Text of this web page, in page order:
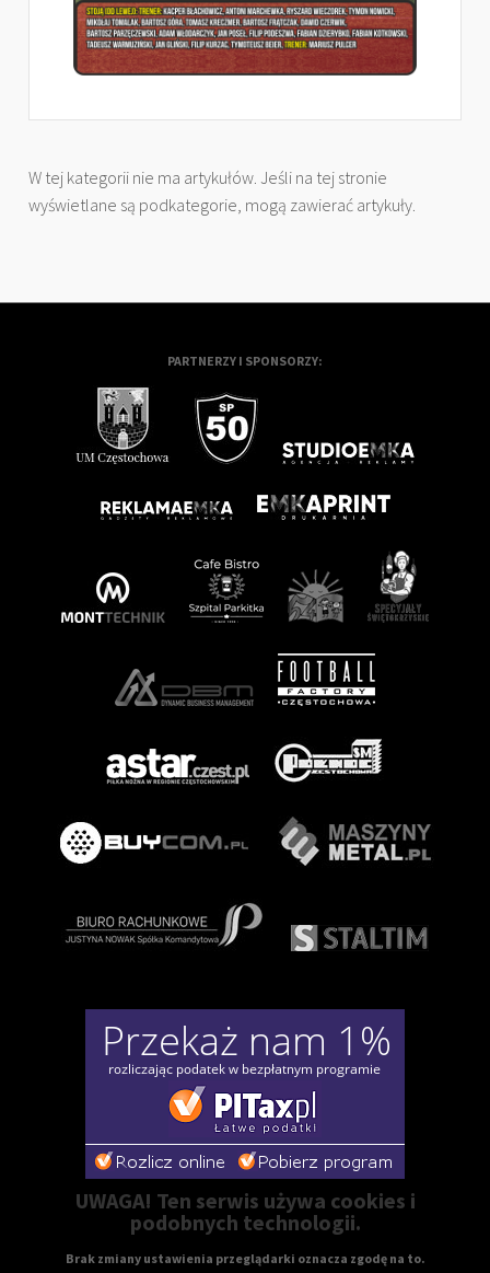
W tej kategorii nie ma artykułów. Jeśli na tej stronie
wyświetlane są podkategorie, mogą zawierać artykuły.
PARTNERZY I SPONSORZY:
UWAGA! Ten serwis używa cookies i
podobnych technologii.
Brak zmiany ustawienia przeglądarki oznacza zgodę na to.